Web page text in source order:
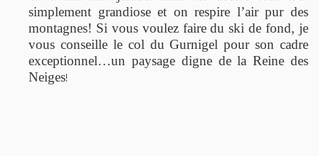
simplement grandiose et on respire l’air pur des
montagnes! Si vous voulez faire du ski de fond, je
vous conseille le col du Gurnigel pour son cadre
exceptionnel…un paysage digne de la Reine des
Neiges!